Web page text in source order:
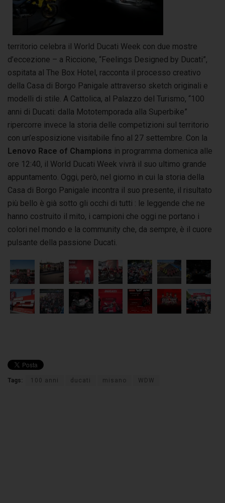
territorio celebra il World Ducati Week con due mostre
d’eccezione – a Riccione, “Feelings Designed by Ducati”,
ospitata al The Box Hotel, racconta il processo creativo
della Casa di Borgo Panigale attraverso sketch originali e
modelli di stile. A Cattolica, al Palazzo del Turismo, “100
anni di Ducati: dalla Mototemporada alla Superbike”
ripercorre invece la storia delle competizioni sul territorio
con un’esposizione visitabile fino al 27 settembre. Con la
Lenovo Race of Champions in programma domenica alle
ore 12:40, il World Ducati Week vivrà il suo ultimo grande
appuntamento. Oggi, però, nel giorno in cui la storia della
Casa di Borgo Panigale incontra il suo presente, il risultato
più bello è già sotto gli occhi di tutti : le leggende che ne
hanno costruito il mito, i campioni che oggi ne portano i
colori nel mondo e la community che, da sempre, è il cuore
pulsante della passione Ducati.
Tags: 100 anni ducati misano WDW